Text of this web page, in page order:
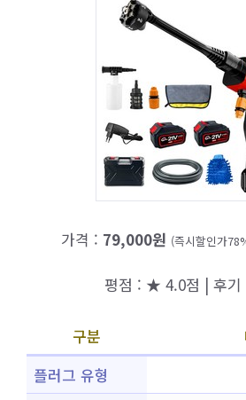
가격 : 79,000원 (즉시할인가
평점 : ★ 4.0점 | 후기
구분
플러그 유형